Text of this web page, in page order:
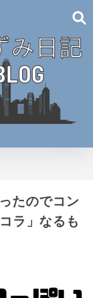
たのでコン
ラ」なるも